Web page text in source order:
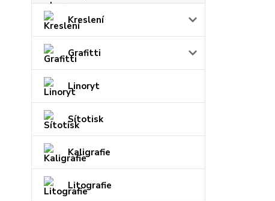
Kreslení
Grafitti
Linoryt
Sítotisk
Kaligrafie
Litografie